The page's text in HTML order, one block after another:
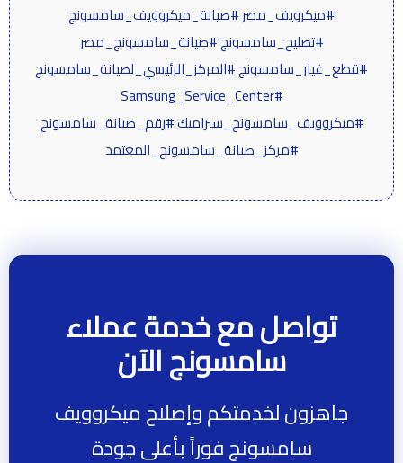
#ميكرويف_مصر #صيانة_ميكروويف_سامسونج
#تصليح_سامسونج #صيانة_سامسونج_مصر
#قطع_غيار_سامسونج #المركز_الرئيسي_لصيانة_سامسونج
#Samsung_Service_Center
#ميكروويف_سامسونج_سيراميك #رقم_صيانة_سامسونج
#مركز_صيانة_سامسونج_المعتمد
تواصل مع خدمة عملاء
سامسونج الآن
جاهزون لخدمتكم وإصلاح ميكروويف
سامسونج فوراً بأعلى جودة